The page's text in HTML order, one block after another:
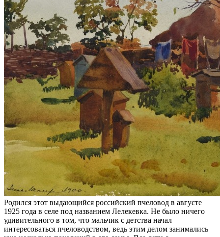
Родился этот выдающийся российский пчеловод в августе
1925 года в селе под названием Лелекевка. Не было ничего
удивительного в том, что мальчик с детства начал
интересоваться пчеловодством, ведь этим делом занимались